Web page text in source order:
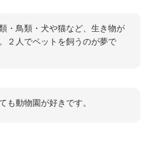
・鳥類・犬や猫など、生き物が
２人でペットを飼うのが夢で
も動物園が好きです。